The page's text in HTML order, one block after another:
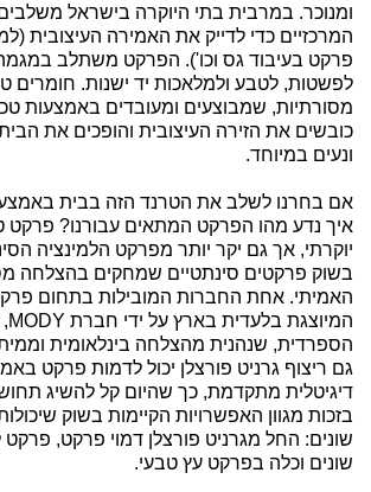
ומנוכר. במרבית בתי היוקרה בישראל
המרכזיים כדי לדייק את האמירה העיצובית
פרקט בעיבוד גס וכו'). הפרקט משתלב
לפשטות, לטבע ולמלאכות יד ישנות. חומרים
מסורתיות, שמבוצעים ומעובדים באמצעות
כובשים את הזירה העיצובית והופכים את
ונעים במיוחד.
אם בחרנו לשלב את הטרנד הזה בבית
איך נדע מהו הפרקט המתאים עבורנו? פרקט
יוקרתי, אך גם יקר יותר מפרקט הלמינציה
בשוק פרקטים סינתטיים שמחקים בהצלחה
האמיתי. אחת החברות המובילות בתחום
הספרדית, שנהנית מהצלחה בינלאומית
גם ריצוף גרניט פורצלן יכול לדמות פרקט
דיגיטלית מתקדמת, כך שהיום קל להשיג
בזכות מגוון האפשרויות הקיימות בשוק
שונים: החל מגרניט פורצלן דמוי פרקט, פרקט
שונים וכלה בפרקט עץ טבעי.